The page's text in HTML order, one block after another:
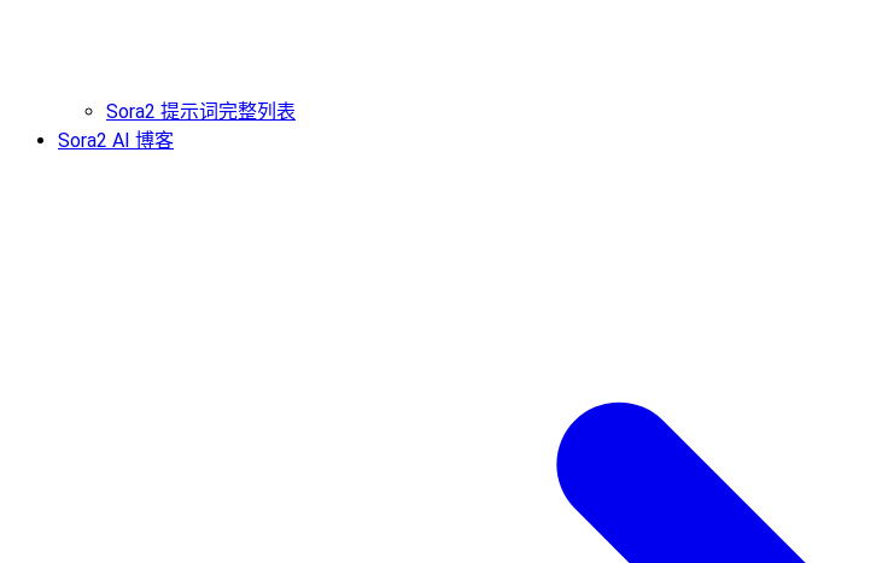
Sora2 提示词完整列表
Sora2 AI 博客